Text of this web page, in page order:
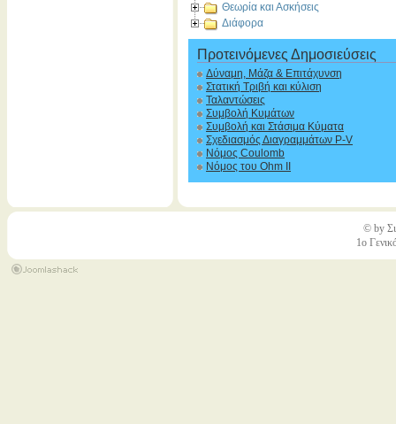
Θεωρία και Ασκήσεις
Διάφορα
Προτεινόμενες Δημοσιεύσεις
Δύναμη, Μάζα & Επιτάχυνση
Στατική Τριβή και κύλιση
Ταλαντώσεις
Συμβολή Κυμάτων
Συμβολή και Στάσιμα Κύματα
Σχεδιασμός Διαγραμμάτων P-V
Νόμος Coulomb
Νόμος του Ohm II
© by
1ο